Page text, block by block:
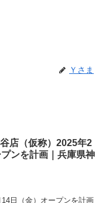
Ｙさま
店（仮称）2025年2
ンを計画｜兵庫県神
14日（金）オープンを計画